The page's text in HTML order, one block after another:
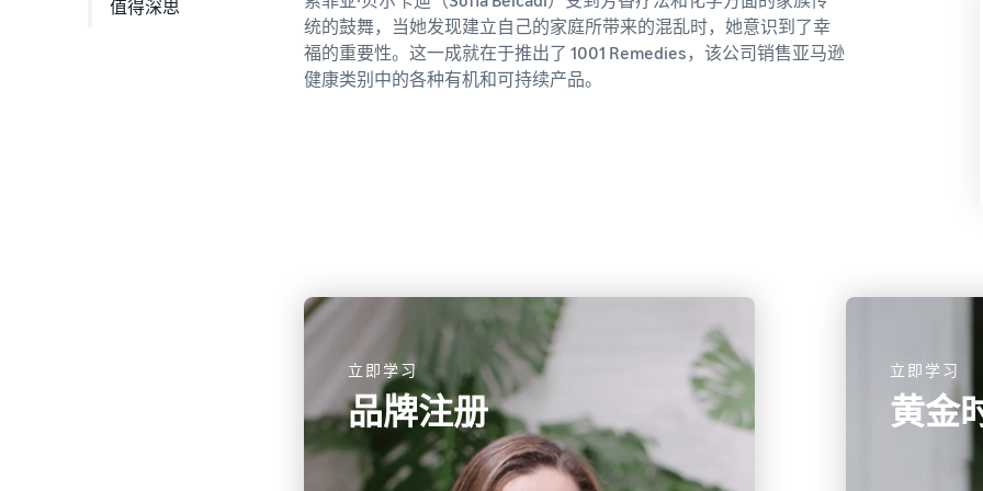
值得深思
统的鼓舞，当她发现建立自己的家庭所带来的混乱时，她意识到了幸
福的重要性。这一成就在于推出了 1001 Remedies，该公司销售亚马逊
健康类别中的各种有机和可持续产品。
立即学习
品牌注册
立即学习
黄金